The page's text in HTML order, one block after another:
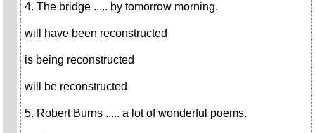
4. The bridge ..... by tomorrow morning.
will have been reconstructed
is being reconstructed
will be reconstructed
5. Robert Burns ..... a lot of wonderful poems.